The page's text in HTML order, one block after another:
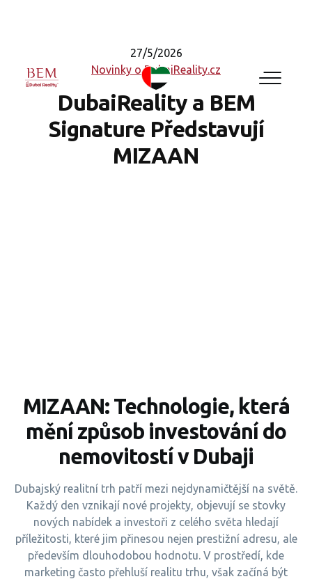
Novinky o DubaiReality.cz
27/5/2026
DubaiReality a BEM
Signature Představují
MIZAAN
MIZAAN: Technologie, která
mění způsob investování do
nemovitostí v Dubaji
Dubajský realitní trh patří mezi nejdynamičtější na světě.
Každý den vznikají nové projekty, objevují se stovky
nových nabídek a investoři z celého světa hledají
příležitosti, které jim přinesou nejen prestižní adresu, ale
především dlouhodobou hodnotu. V prostředí, kde
marketing často přehluší realitu trhu, však začíná být